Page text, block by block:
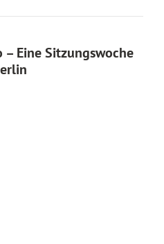
Eine Sitzungswoche